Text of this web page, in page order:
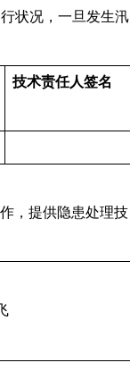
状况，一旦发生汛
技术责任人签名
，提供隐患处理技